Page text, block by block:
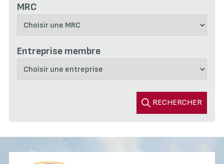
MRC
Entreprise membre
RECHERCHER